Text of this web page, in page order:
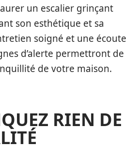
un escalier grinçant
son esthétique et sa
soigné et une écoute
d’alerte permettront de
de votre maison.
RIEN DE